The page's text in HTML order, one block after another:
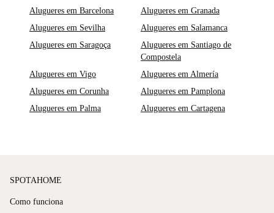
Alugueres em Barcelona
Alugueres em Granada
Alugueres em Sevilha
Alugueres em Salamanca
Alugueres em Saragoça
Alugueres em Santiago de
Compostela
Alugueres em Vigo
Alugueres em Almería
Alugueres em Corunha
Alugueres em Pamplona
Alugueres em Palma
Alugueres em Cartagena
SPOTAHOME
Como funciona